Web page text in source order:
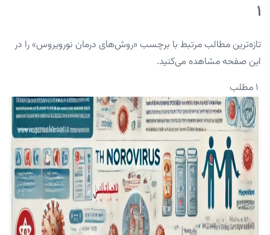
1
تازه‌ترین مطالب مرتبط با برچسب «روش‌های درمان نورویروس» را در
این صفحه مشاهده می‌کنید.
۱ مطلب